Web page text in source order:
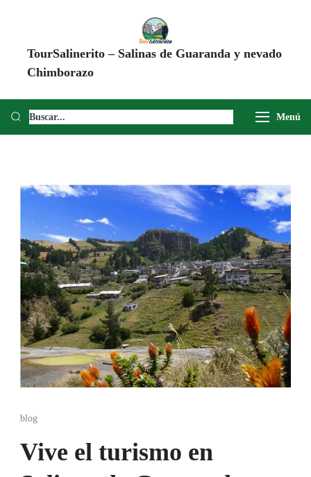
TourSalinerito – Salinas de Guaranda y nevado
Chimborazo
Chimborazo, Minas de Sal, Quesera El Salinerito, Chocolates El
Menú
blog
Vive el turismo en